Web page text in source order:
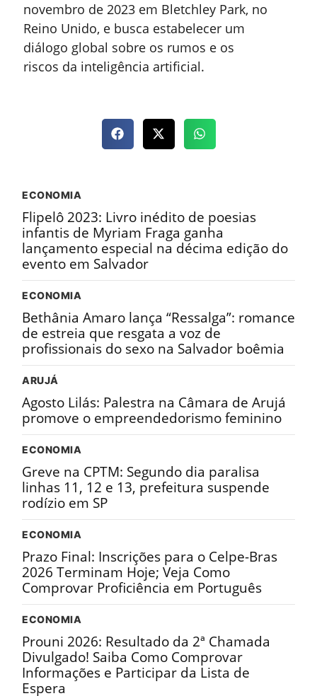
novembro de 2023 em Bletchley Park, no
Reino Unido, e busca estabelecer um
diálogo global sobre os rumos e os
riscos da inteligência artificial.
ECONOMIA
Flipelô 2023: Livro inédito de poesias
infantis de Myriam Fraga ganha
lançamento especial na décima edição do
evento em Salvador
ECONOMIA
Bethânia Amaro lança “Ressalga”: romance
de estreia que resgata a voz de
profissionais do sexo na Salvador boêmia
ARUJÁ
Agosto Lilás: Palestra na Câmara de Arujá
promove o empreendedorismo feminino
ECONOMIA
Greve na CPTM: Segundo dia paralisa
linhas 11, 12 e 13, prefeitura suspende
rodízio em SP
ECONOMIA
Prazo Final: Inscrições para o Celpe-Bras
2026 Terminam Hoje; Veja Como
Comprovar Proficiência em Português
ECONOMIA
Prouni 2026: Resultado da 2ª Chamada
Divulgado! Saiba Como Comprovar
Informações e Participar da Lista de
Espera